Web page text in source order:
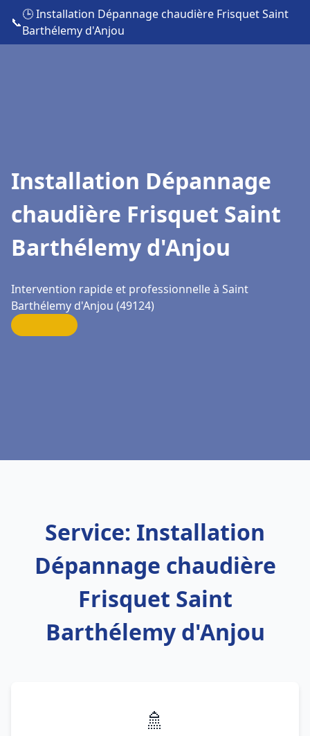
📞
🕒 Installation Dépannage chaudière Frisquet Saint
Barthélemy d'Anjou
Installation Dépannage
chaudière Frisquet Saint
Barthélemy d'Anjou
Intervention rapide et professionnelle à Saint
Barthélemy d'Anjou (49124)
Service: Installation
Dépannage chaudière
Frisquet Saint
Barthélemy d'Anjou
🚿